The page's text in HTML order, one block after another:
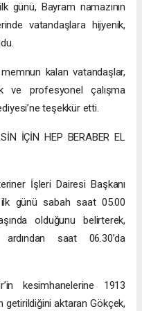
günü, Bayram namazının
vatandaşlara hijyenik,
kalan vatandaşlar,
ve profesyonel çalışma
teşekkür etti.
İÇİN HEP BERABER EL
İşleri Dairesi Başkanı
günü sabah saat 05.00
olduğunu belirterek,
saat 06.30’da
kesimhanelerine 1913
getirildiğini aktaran Gökçek,